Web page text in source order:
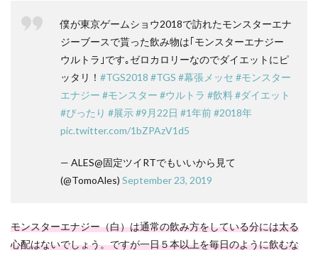
僕が東京ゲームショウ2018で訪れたモンスターエナ
ジーブースで貰った飲み物は｢モンスターエナジー
ウルトラ｣です｡ゼロカロリーなのでダイエットにピ
ッタリ！ #TGS2018 #TGS #幕張メッセ #モンスター
エナジー #モンスター #ウルトラ #飲料#ダイエット
#ぴったり #展示#9月22日 #1年前#2018年
pic.twitter.com/1bZPAzV1d5
— ALES@固定ツイRTでもいいから見て
(@TomoAles) September 23, 2019
モンスターエナジー（白）は通常の飲み方をしている分には太る
心配はないでしょう。ですが一日５本以上を毎日のように飲むな